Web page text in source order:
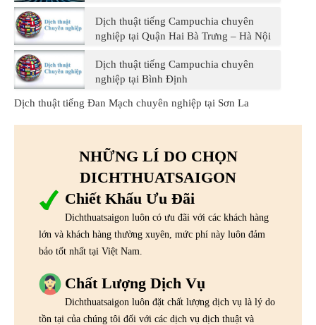
Dịch thuật tiếng Campuchia chuyên
nghiệp tại Quận Hai Bà Trưng – Hà Nội
Dịch thuật tiếng Campuchia chuyên
nghiệp tại Bình Định
Dịch thuật tiếng Đan Mạch chuyên nghiệp tại Sơn La
NHỮNG LÍ DO CHỌN
DICHTHUATSAIGON
Chiết Khấu Ưu Đãi
Dichthuatsaigon luôn có ưu đãi với các khách hàng
lớn và khách hàng thường xuyên, mức phí này luôn đảm
bảo tốt nhất tại Việt Nam.
Chất Lượng Dịch Vụ
Dichthuatsaigon luôn đặt chất lượng dịch vụ là lý do
tồn tại của chúng tôi đối với các dịch vụ dịch thuật và